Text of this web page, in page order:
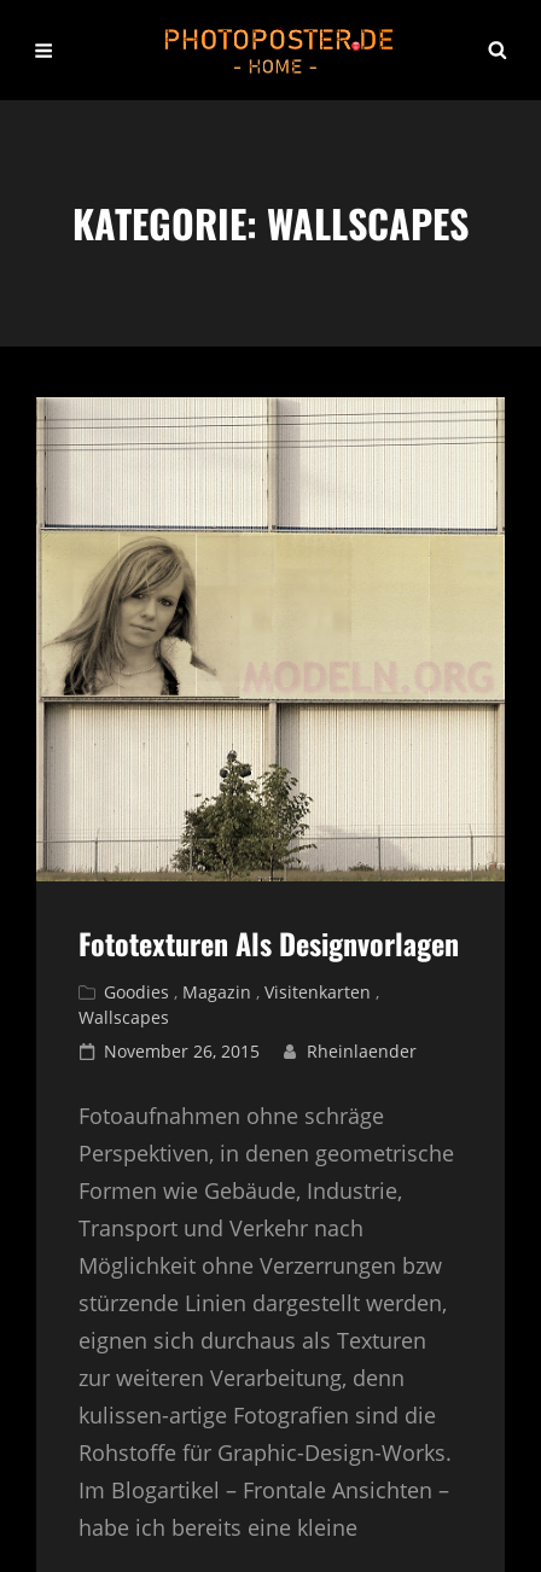
KATEGORIE: WALLSCAPES
Fototexturen Als Designvorlagen
Cat
Links
Goodies , Magazin , Visitenkarten ,
Wallscapes
Posted
November 26, 2015 Rheinlaender
Fotoaufnahmen ohne schräge
Perspektiven, in denen geometrische
Formen wie Gebäude, Industrie,
Transport und Verkehr nach
Möglichkeit ohne Verzerrungen bzw
stürzende Linien dargestellt werden,
eignen sich durchaus als Texturen
zur weiteren Verarbeitung, denn
kulissen-artige Fotografien sind die
Rohstoffe für Graphic-Design-Works.
Im Blogartikel – Frontale Ansichten –
habe ich bereits eine kleine